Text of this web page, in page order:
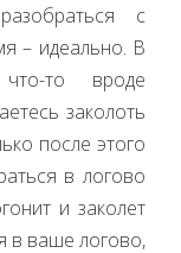
с
– идеально. В
то вроде
заколоть
после этого
в логово
и заколет
в ваше логово,